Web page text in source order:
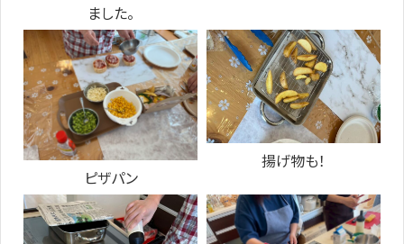
ました。
ピザパン
揚げ物も！